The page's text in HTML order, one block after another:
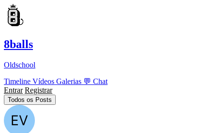
8balls
Oldschool
Timeline Vídeos Galerias 💬 Chat
Entrar Registrar
Todos os Posts